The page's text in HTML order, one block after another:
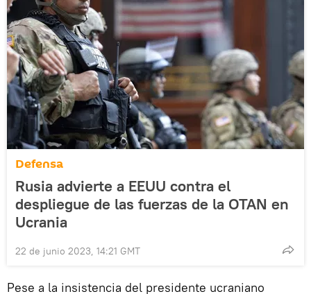
Defensa
Rusia advierte a EEUU contra el
despliegue de las fuerzas de la OTAN en
Ucrania
22 de junio 2023, 14:21 GMT
Pese a la insistencia del presidente ucraniano